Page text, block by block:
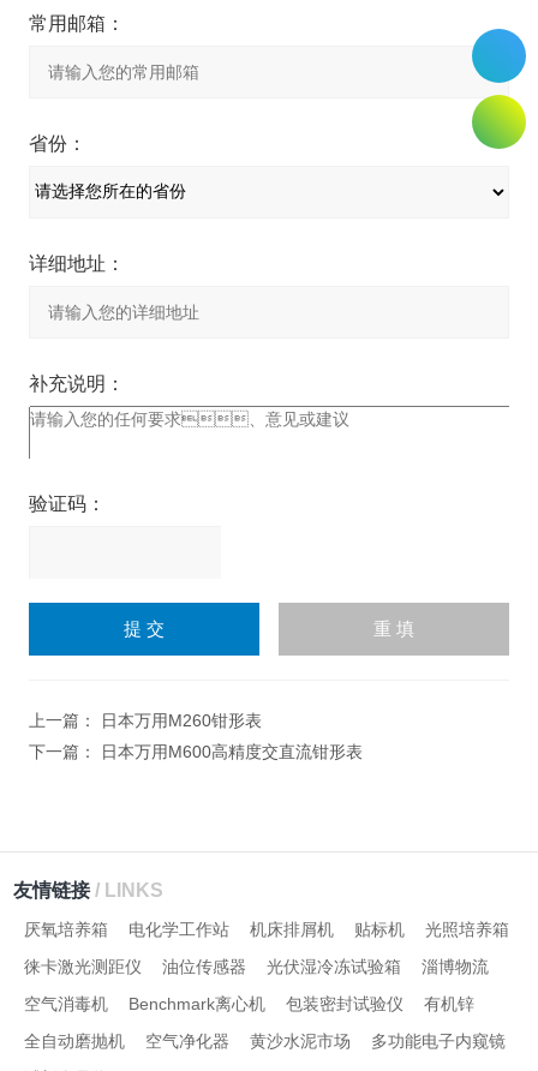
常用邮箱：
省份：
详细地址：
补充说明：
验证码：
上一篇：
日本万用M260钳形表
下一篇：
日本万用M600高精度交直流钳形表
友情链接/ LINKS
厌氧培养箱 电化学工作站 机床排屑机 贴标机
光照培养箱
徕卡激光测距仪
油位传感器 光伏湿冷冻试验箱
淄博物流
空气消毒机
Benchmark离心机 包装密封试验仪
有机锌
全自动磨抛机
空气净化器 黄沙水泥市场
多功能电子内窥镜